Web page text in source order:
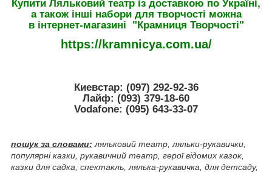
Купити Ляльковий театр із доставкою по Україні,
а також інші набори для творчості можна
в інтернет-магазині "Крамниця Творчостi"
https://kramnicya.com.ua/
Киевстар: (097) 292-92-36
Лайф: (093) 379-18-60
Vodafone: (095) 643-33-07
пошук за словами: ляльковий театр, ляльки-рукавички,
популярні казки, рукавичний театр, герої відомих казок,
казки для садка, спектакль, лялька-рукавичка, для детсаду,